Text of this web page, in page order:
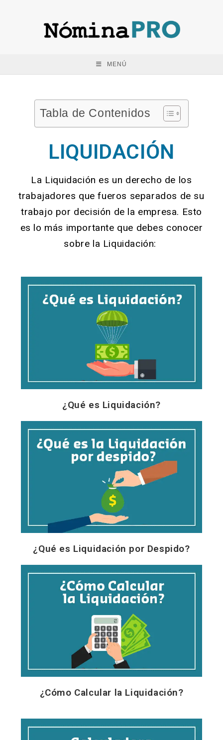
MENÚ
Tabla de Contenidos
LIQUIDACIÓN
La Liquidación es un derecho de los
trabajadores que fueros separados de su
trabajo por decisión de la empresa. Esto
es lo más importante que debes conocer
sobre la Liquidación:
¿Qué es Liquidación?
¿Qué es Liquidación por Despido?
¿Cómo Calcular la Liquidación?